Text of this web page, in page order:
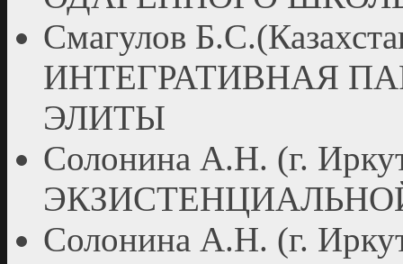
Смагулов
ИНТЕГРАТИВНАЯ
ЭЛИТЫ
Солонина А.Н. (г.
Солонина А.Н. (г.